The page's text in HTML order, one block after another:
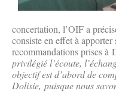
concertation, l’OIF a
consiste en effet à
recommandations prises
privilégié l’écoute,
objectif est d’abord de
Dolisie, puisque nous